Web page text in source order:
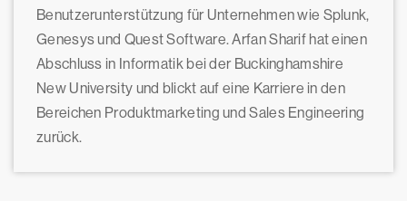
Benutzerunterstützung für Unternehmen wie Splunk,
Genesys und Quest Software. Arfan Sharif hat einen
Abschluss in Informatik bei der Buckinghamshire
New University und blickt auf eine Karriere in den
Bereichen Produktmarketing und Sales Engineering
zurück.